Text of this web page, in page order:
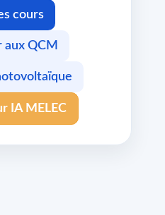
cours
aux QCM
IA MELEC